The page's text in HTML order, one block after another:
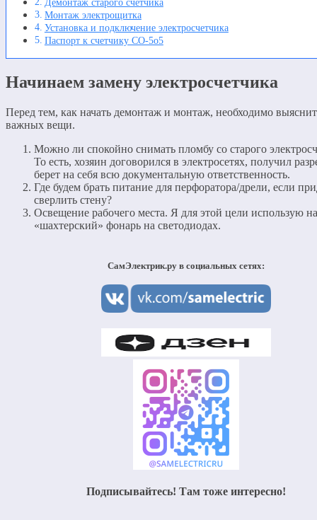
Монтаж электрощитка
Установка и подключение электросчетчика
Паспорт к счетчику СО-5о5
Начинаем замену электросчетчика
Перед тем, как начать демонтаж и монтаж, необходимо
важных вещи.
Можно ли спокойно снимать пломбу со старого
То есть, хозяин договорился в электросетях, получил
берет на себя всю документальную ответственность.
Где будем брать питание для перфоратора/дрели, если
сверлить стену?
Освещение рабочего места. Я для этой цели использую
«шахтерский» фонарь на светодиодах.
СамЭлектрик.ру в социальных сетях:
Подписывайтесь! Там тоже интересно!